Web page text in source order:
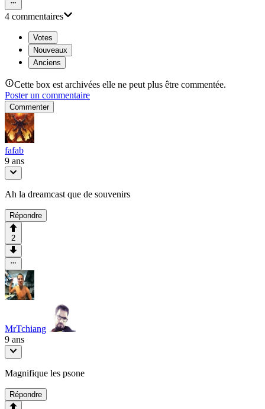
4 commentaires
Votes
Nouveaux
Anciens
Cette box est archivées elle ne peut plus être commentée.
Poster un commentaire
Commenter
fafab
9 ans
Ah la dreamcast que de souvenirs
Répondre
2
MrTchiang
9 ans
Magnifique les psone
Répondre